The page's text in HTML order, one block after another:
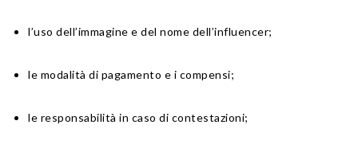
l’uso dell’immagine e del nome dell’influencer;
le modalità di pagamento e i compensi;
le responsabilità in caso di contestazioni;